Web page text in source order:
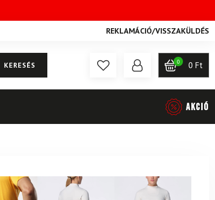
REKLAMÁCIÓ/VISSZAKÜLDÉS
KERESÉS 0 0 Ft
AKCIÓ